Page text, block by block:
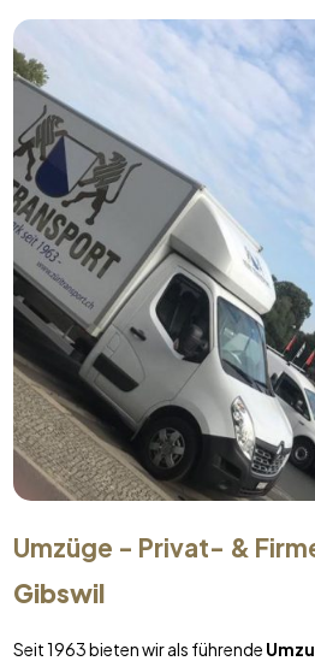
Umzüge - Privat- &
Gibswil
Seit 1963 bieten wir als führende